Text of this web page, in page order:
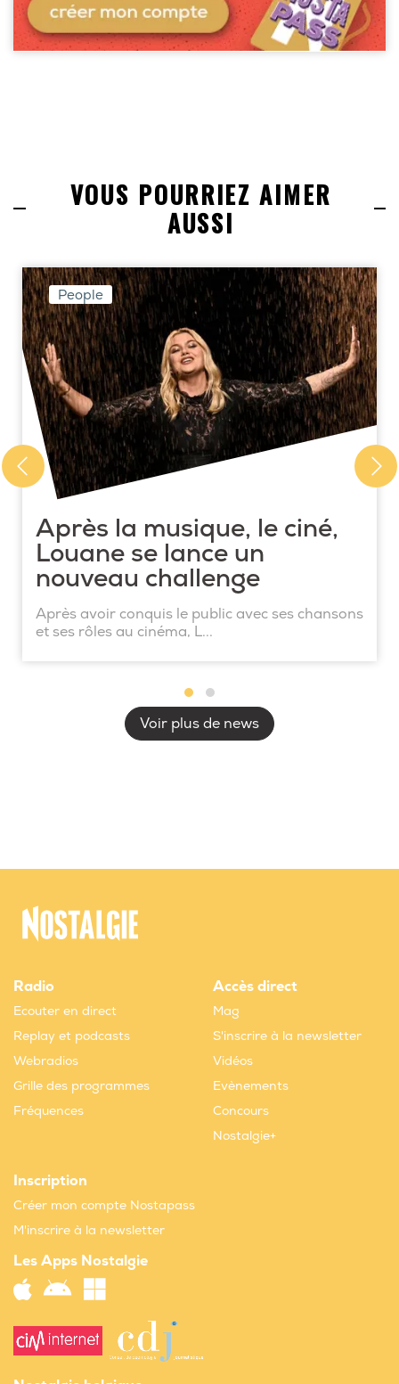
VOUS POURRIEZ AIMER
AUSSI
People
Après la musique, le ciné,
Louane se lance un
nouveau challenge
Après avoir conquis le public avec ses chansons
et ses rôles au cinéma, L...
Voir plus de news
Radio
Ecouter en direct
Replay et podcasts
Webradios
Grille des programmes
Fréquences
Accès direct
Mag
S'inscrire à la newsletter
Vidéos
Evènements
Concours
Nostalgie+
Inscription
Créer mon compte Nostapass
M'inscrire à la newsletter
Les Apps Nostalgie